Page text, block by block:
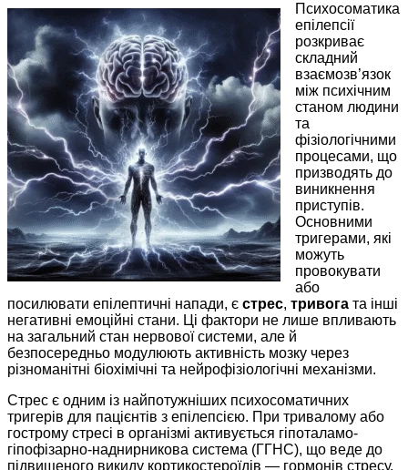
Психосоматика
епілепсії
розкриває
складний
взаємозв’язок
між психічним
станом людини
та
фізіологічними
процесами, що
призводять до
виникнення
приступів.
Основними
тригерами, які
можуть
провокувати
або
посилювати епілептичні напади, є стрес, тривога та інші
негативні емоційні стани. Ці фактори не лише впливають
на загальний стан нервової системи, але й
безпосередньо модулюють активність мозку через
різноманітні біохімічні та нейрофізіологічні механізми.
Стрес є одним із найпотужніших психосоматичних
тригерів для пацієнтів з епілепсією. При тривалому або
гострому стресі в організмі активується гіпоталамо-
гіпофізарно-наднирникова система (ГГНС), що веде до
підвищеного викиду кортикостероїдів — гормонів стресу.